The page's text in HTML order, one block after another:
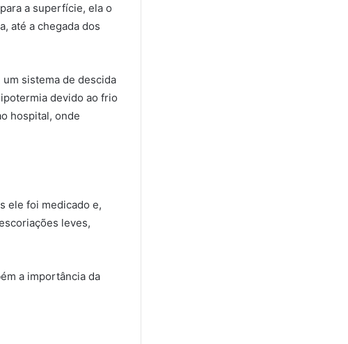
a superfície, ela o
até a chegada dos
sistema de descida
devido ao frio
hospital, onde
ele foi medicado e,
leves,
a importância da